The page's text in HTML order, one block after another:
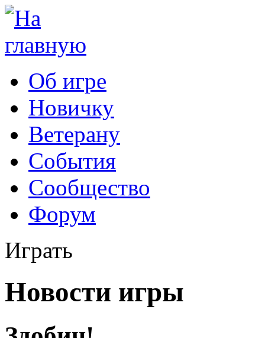
Об игре
Новичку
Ветерану
События
Сообщество
Форум
Играть
Новости игры